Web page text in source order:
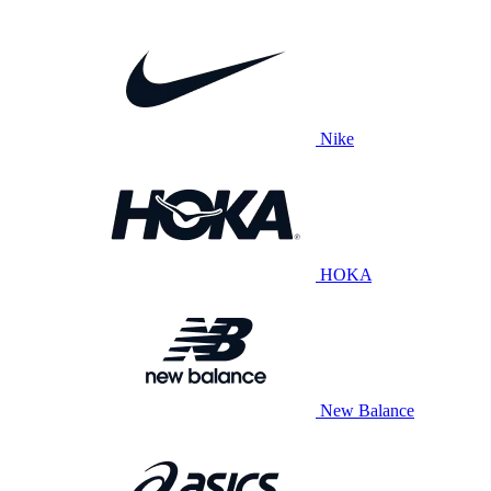
Nike
HOKA
New Balance